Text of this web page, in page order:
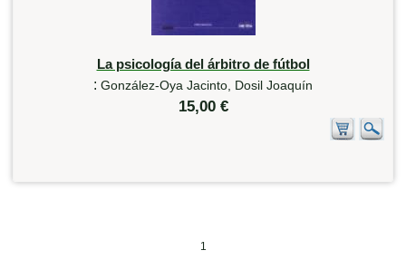
La psicología del árbitro de fútbol
: González-Oya Jacinto, Dosil Joaquín
15,00 €
1